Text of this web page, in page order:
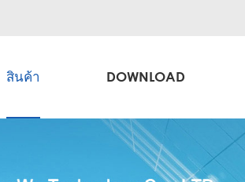
สินค้า DOWNLOAD